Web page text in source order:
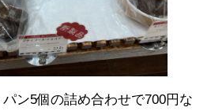
ン5個の詰め合わせで700円な